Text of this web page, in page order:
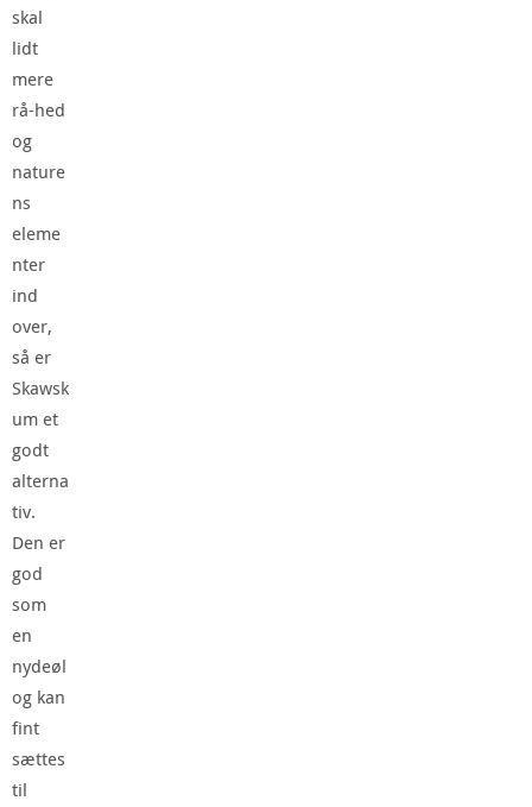
skal
lidt
mere
rå-hed
og
nature
ns
eleme
nter
ind
over,
så er
Skawsk
um et
godt
alterna
tiv.
Den er
god
som
en
nydeøl
og kan
fint
sættes
til